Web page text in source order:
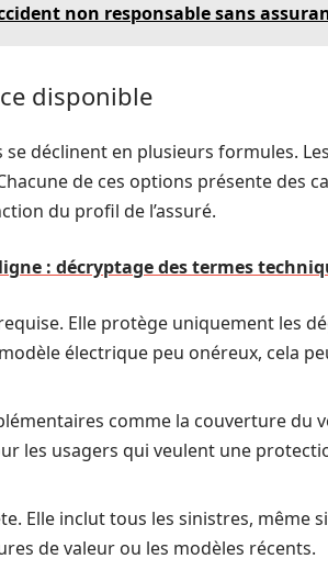
non responsable sans
disponible
déclinent en plusieurs formules.
de ces options présente des
du profil de l’assuré.
: décryptage des termes
Elle protège uniquement les
électrique peu onéreux, cela
comme la couverture du
les usagers qui veulent une
Elle inclut tous les sinistres, même si
de valeur ou les modèles récents.